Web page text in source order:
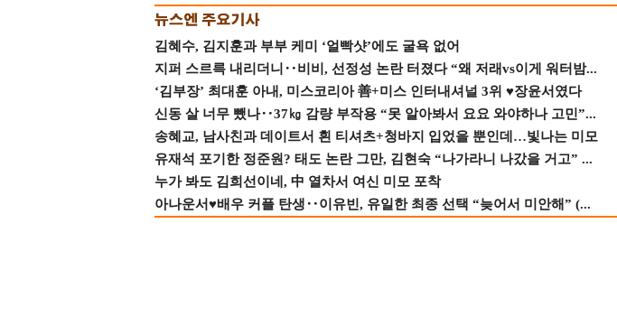
김혜수, 김지훈과 부부 케미 ‘얼빡샷’에도 굴욕 없어
지퍼 스르륵 내리더니‥비비, 선정성 논란 터졌다 “왜 저래vs이게 워터밤...
‘김부장’ 최대훈 아내, 미스코리아 善+미스 인터내셔널 3위 ♥장윤서였다
신동 살 너무 뺐나‥37㎏ 감량 부작용 “못 알아봐서 요요 와야하나 고민”...
송혜교, 남사친과 데이트서 흰 티셔츠+청바지 입었을 뿐인데…빛나는 미모
유재석 포기한 정준원? 태도 논란 그만, 김현숙 “나가라니 나갔을 거고” ...
누가 봐도 김희선이네, 中 열차서 여신 미모 포착
아나운서♥배우 커플 탄생‥이유빈, 유일한 최종 선택 “늦어서 미안해” (...